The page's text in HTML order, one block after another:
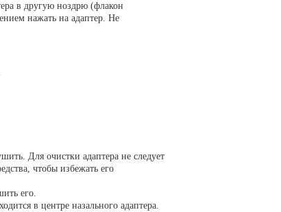
в другую ноздрю (флакон
нажать на адаптер. Не
Для очистки адаптера не следует
чтобы избежать его
его.
в центре назального адаптера.